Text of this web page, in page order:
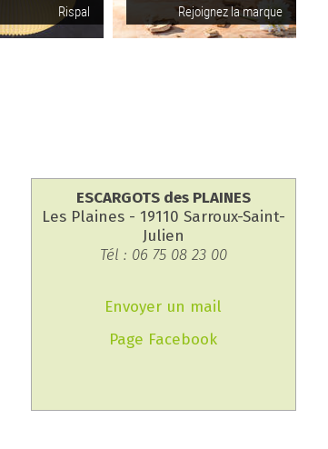
Rispal Rejoignez la marque
ESCARGOTS des PLAINES
Les Plaines - 19110 Sarroux-Saint-
Julien
Tél : 06 75 08 23 00
Envoyer un mail
Page Facebook